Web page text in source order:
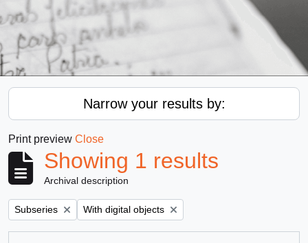
Narrow your results by:
Print preview Close
Showing 1 results
Archival description
Remove filter:
Subseries Remove filter:
With digital objects